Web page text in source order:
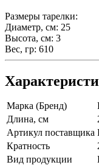
Размеры тарелки:
Диаметр, см: 25
Высота, см: 3
Вес, гр: 610
Марка (Бренд)
Длина, см
Артикул поставщика
Кратность
Вид продукции